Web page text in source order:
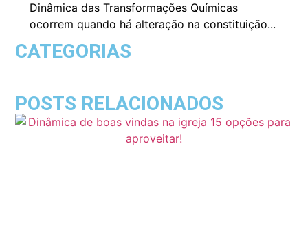
Dinâmica das Transformações Químicas
ocorrem quando há alteração na constituição...
CATEGORIAS
POSTS RELACIONADOS